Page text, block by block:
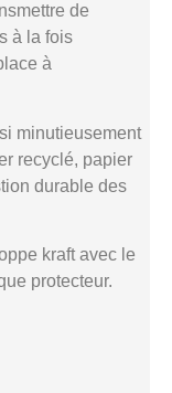
de
à la fois
à
minutieusement
recyclé, papier
durable des
kraft avec le
protecteur.